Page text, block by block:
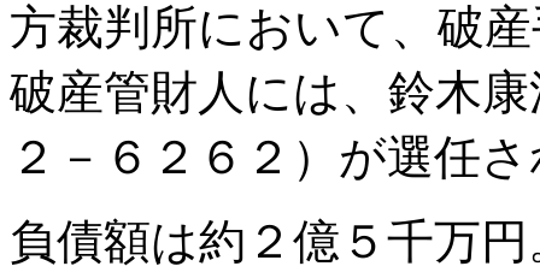
方裁判所において、破
破産管財人には、鈴木
２－６２６２）が選任
負債額は約２億５千万円